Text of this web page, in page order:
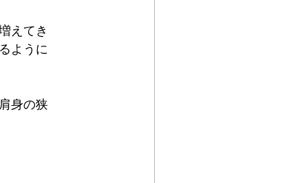
えてき
ように
身の狭